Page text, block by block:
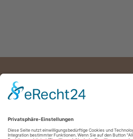
Datenschutz